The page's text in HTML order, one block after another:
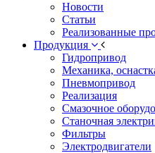
Новости
Статьи
Реализованные
Продукция
Гидропривод
Механика,
Пневмопривод
Реализация
Смазочное
Станочная
Фильтры
Электродвигатели